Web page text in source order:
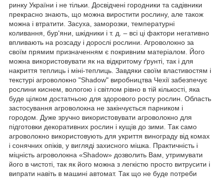
ринку України і не тільки. Досвідчені городники та садівники
прекрасно знають, що можна виростити рослину, але також
можна і втратити. Засуха, заморозки, температурні
коливання, бур'яни, шкідники і т. д. – всі ці фактори негативно
впливають на розсаду і дорослі рослини. Агроволокно за
своїм прямим призначенням є покривним матеріалом. Його
можна використовувати як на відкритому ґрунті, так і для
накриття теплиць і міні-теплиць. Завдяки своїм властивостям і
текстурі агроволокно "Shadow" виробництва Чехії забезпечує
рослини киснем, вологою і світлом рівно в тій кількості, яка
буде цілком достатньою для здорового росту рослин. Область
застосування агроволокна не закінчується парником і
городом. Дуже зручно використовувати агроволокно для
підготовки декоративних рослин і кущів до зими. Так само
агроволокно використовують для укриття винограду від комах
і сонячних опіків, у вигляді захисного мішка. Практичність і
міцність агроволокна «Shadow» дозволить Вам, утримувати
його в чистоті, так як його можна з легкістю просто витрусити і
випрати навіть в машині автомат. Так що не буде потреби